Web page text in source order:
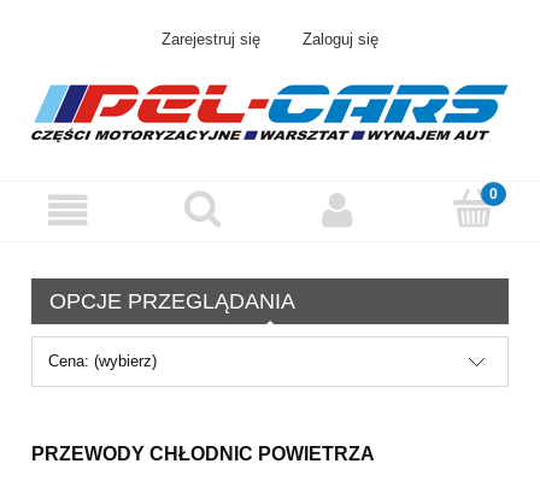
Zarejestruj się Zaloguj się
OPCJE PRZEGLĄDANIA
Cena: (wybierz)
PRZEWODY CHŁODNIC POWIETRZA